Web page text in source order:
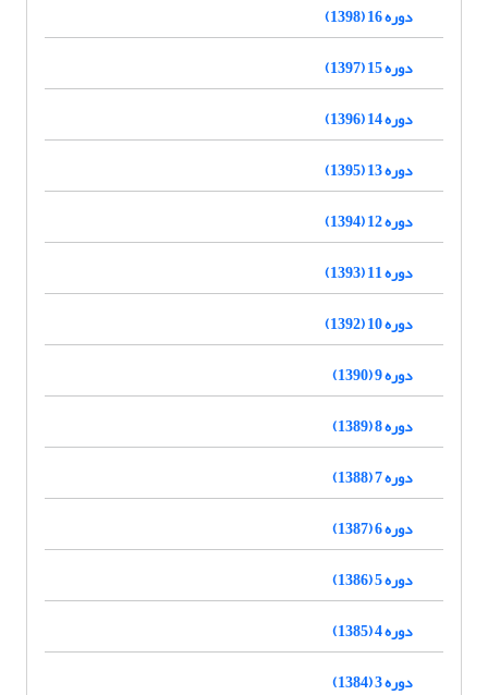
دوره 16 (1398)
دوره 15 (1397)
دوره 14 (1396)
دوره 13 (1395)
دوره 12 (1394)
دوره 11 (1393)
دوره 10 (1392)
دوره 9 (1390)
دوره 8 (1389)
دوره 7 (1388)
دوره 6 (1387)
دوره 5 (1386)
دوره 4 (1385)
دوره 3 (1384)